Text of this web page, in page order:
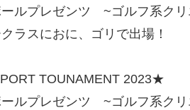
ールプレゼンツ ~ゴルフ系ク
ラスにおに、ゴリで出場！
TOUNAMENT 2023★
ールプレゼンツ ~ゴルフ系ク